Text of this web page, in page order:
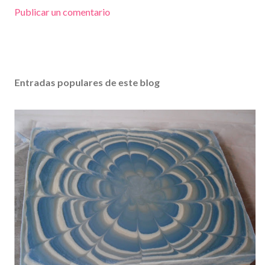
Publicar un comentario
Entradas populares de este blog